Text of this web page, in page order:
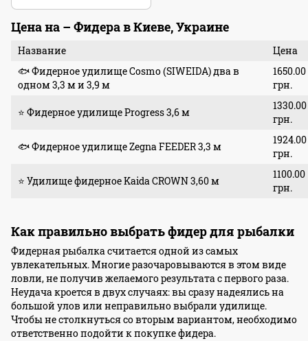
Цена на – Фидера в Киеве, Украине
Название
Цена
🐟 Фидерное удилище Cosmo (SIWEIDA) два в
одном 3,3 м и 3,9 м
1650.00
грн.
⭐ Фидерное удилище Progress 3,6 м
1330.00
грн.
🐟 Фидерное удилище Zegna FEEDER 3,3 м
1924.00
грн.
⭐ Удилище фидерное Kaida CROWN 3,60 м
1100.00
грн.
Как правильно выбрать фидер для рыбалки
Фидерная рыбалка считается одной из самых
увлекательных. Многие разочаровываются в этом виде
ловли, не получив желаемого результата с первого раза.
Неудача кроется в двух случаях: вы сразу надеялись на
большой улов или неправильно выбрали удилище.
Чтобы не столкнуться со вторым вариантом, необходимо
ответственно подойти к покупке фидера.